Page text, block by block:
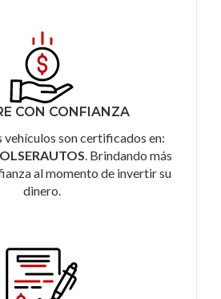
CON CONFIANZA
vehículos son certificados en:
. Brindando más
al momento de invertir su
dinero.